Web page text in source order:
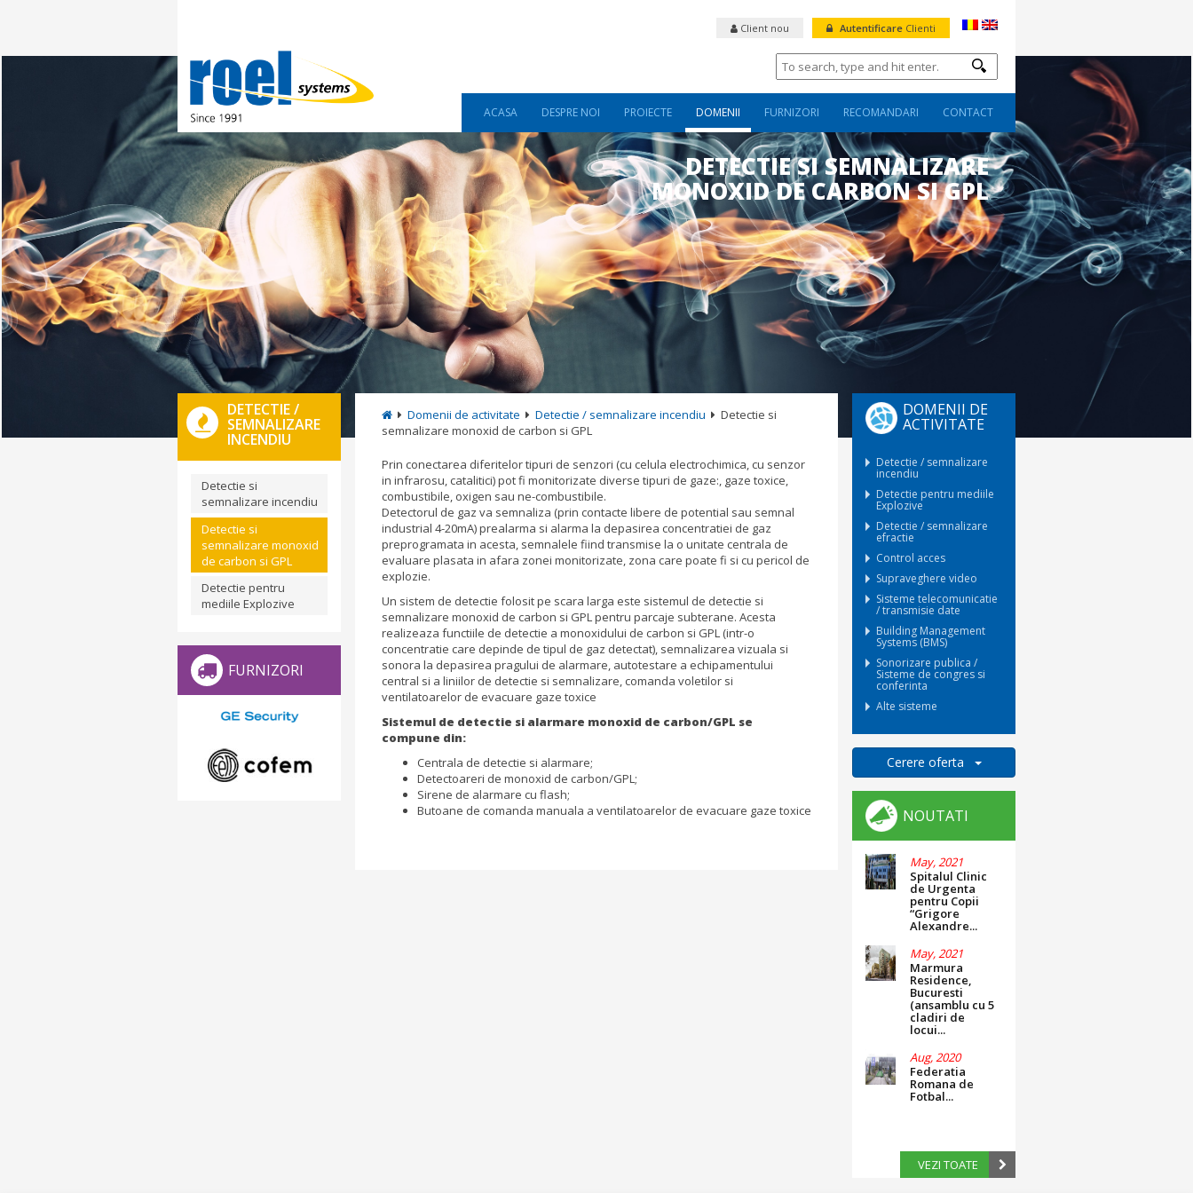
Autentificare Clienti
Client nou
ACASA DESPRE NOI PROIECTE DOMENII FURNIZORI RECOMANDARI CONTACT
DETECTIE SI SEMNALIZARE
MONOXID DE CARBON SI GPL
DETECTIE /
SEMNALIZARE
INCENDIU
Detectie si
semnalizare incendiu
Detectie si
semnalizare monoxid
de carbon si GPL
Detectie pentru
mediile Explozive
FURNIZORI
Domenii de activitate Detectie / semnalizare incendiu
Detectie si
semnalizare monoxid de carbon si GPL
Prin conectarea diferitelor tipuri de senzori (cu celula electrochimica, cu senzor
in infrarosu, catalitici) pot fi monitorizate diverse tipuri de gaze:, gaze toxice,
combustibile, oxigen sau ne-combustibile.
Detectorul de gaz va semnaliza (prin contacte libere de potential sau semnal
industrial 4-20mA) prealarma si alarma la depasirea concentratiei de gaz
preprogramata in acesta, semnalele fiind transmise la o unitate centrala de
evaluare plasata in afara zonei monitorizate, zona care poate fi si cu pericol de
explozie.
Un sistem de detectie folosit pe scara larga este sistemul de detectie si
semnalizare monoxid de carbon si GPL pentru parcaje subterane. Acesta
realizeaza functiile de detectie a monoxidului de carbon si GPL (intr-o
concentratie care depinde de tipul de gaz detectat), semnalizarea vizuala si
sonora la depasirea pragului de alarmare, autotestare a echipamentului
central si a liniilor de detectie si semnalizare, comanda voletilor si
ventilatoarelor de evacuare gaze toxice
Sistemul de detectie si alarmare monoxid de carbon/GPL se
compune din:
Centrala de detectie si alarmare;
Detectoareri de monoxid de carbon/GPL;
Sirene de alarmare cu flash;
Butoane de comanda manuala a ventilatoarelor de evacuare gaze toxice
DOMENII DE
ACTIVITATE
Detectie / semnalizare
incendiu
Detectie pentru mediile
Explozive
Detectie / semnalizare
efractie
Control acces
Supraveghere video
Sisteme telecomunicatie
/ transmisie date
Building Management
Systems (BMS)
Sonorizare publica /
Sisteme de congres si
conferinta
Alte sisteme
Cerere oferta
NOUTATI
May, 2021
Spitalul Clinic
de Urgenta
pentru Copii
“Grigore
Alexandre...
May, 2021
Marmura
Residence,
Bucuresti
(ansamblu cu 5
cladiri de
locui...
Aug, 2020
Federatia
Romana de
Fotbal...
VEZI TOATE